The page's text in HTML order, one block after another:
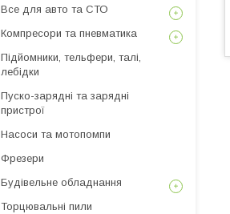
Все для авто та СТО
Компресори та пневматика
Підйомники, тельфери, талі,
лебідки
Пуско-зарядні та зарядні
пристрої
Насоси та мотопомпи
Фрезери
Будівельне обладнання
Торцювальні пили